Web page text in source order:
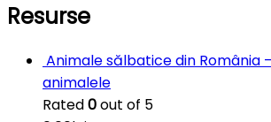
Resurse
Animale sălbatice din România
animalele
Rated0out of 5